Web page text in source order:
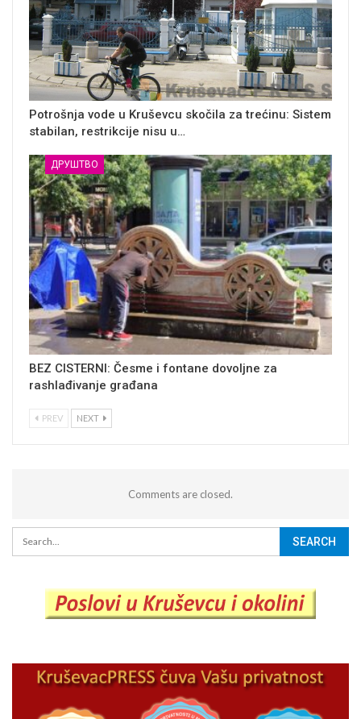
Potrošnja vode u Kruševcu skočila za trećinu: Sistem
stabilan, restrikcije nisu u…
ДРУШТВО
BEZ CISTERNI: Česme i fontane dovoljne za
rashlađivanje građana
PREV NEXT
Comments are closed.